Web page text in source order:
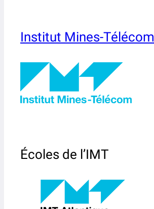
Institut Mines-Télécom
Écoles de l’IMT